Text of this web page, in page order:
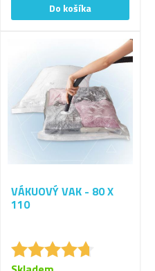
VÁKUOVÝ VAK - 80 X
110
★★★★★
★★★★★